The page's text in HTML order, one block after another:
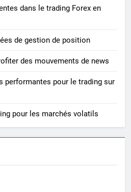
dans le trading Forex en
de gestion de position
des mouvements de news
performantes pour le trading sur
pour les marchés volatils